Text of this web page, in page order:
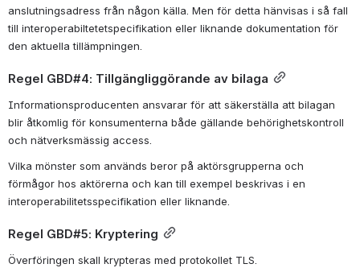
anslutningsadress från någon källa. Men för detta hänvisas i så fall
till interoperabiltetetspecifikation eller liknande dokumentation för
den aktuella tillämpningen.
Regel GBD#4: Tillgängliggörande av bilaga
Informationsproducenten ansvarar för att säkerställa att bilagan
blir åtkomlig för konsumenterna både gällande behörighetskontroll
och nätverksmässig access.
Vilka mönster som används beror på aktörsgrupperna och
förmågor hos aktörerna och kan till exempel beskrivas i en
interoperabilitetsspecifikation eller liknande.
Regel GBD#5: Kryptering
Överföringen skall krypteras med protokollet TLS.